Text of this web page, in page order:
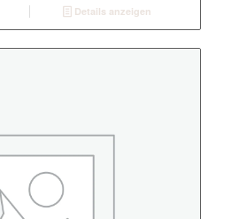
Details anzeigen